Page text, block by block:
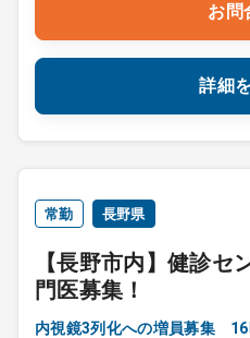
お問
詳細
常勤 長野県
【長野市内】健診セ
門医募集！
内視鏡3列化への増員募集